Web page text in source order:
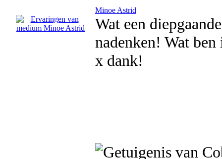
Minoe Astrid
Wat een
nadenken! Wat
x dank!